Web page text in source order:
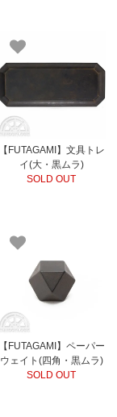
【FUTAGAMI】文具トレ
イ(大・黒ムラ)
SOLD OUT
【FUTAGAMI】ペーパー
ウェイト(四角・黒ムラ)
SOLD OUT